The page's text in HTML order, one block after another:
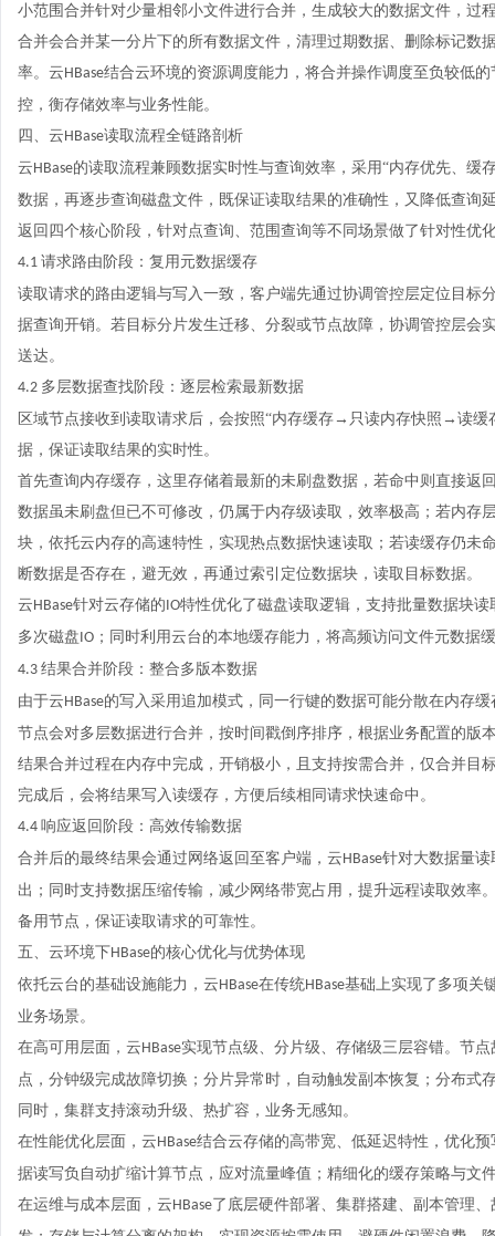
小范围合并针对少量相邻小文件进行合并，生成较大的数据文件，过
合并会合并某一分片下的所有数据文件，清理过期数据、删除标记数
率。云HBase结合云环境的资源调度能力，将合并操作调度至负较低
控，衡存储效率与业务性能。
四、云HBase读取流程全链路剖析
云HBase的读取流程兼顾数据实时性与查询效率，采用“内存优先、缓
数据，再逐步查询磁盘文件，既保证读取结果的准确性，又降低查询
返回四个核心阶段，针对点查询、范围查询等不同场景做了针对性优
4.1 请求路由阶段：复用元数据缓存
读取请求的路由逻辑与写入一致，客户端先通过协调管控层定位目标
据查询开销。若目标分片发生迁移、分裂或节点故障，协调管控层会
送达。
4.2 多层数据查找阶段：逐层检索最新数据
区域节点接收到读取请求后，会按照“内存缓存→只读内存快照→读缓
据，保证读取结果的实时性。
首先查询内存缓存，这里存储着最新的未刷盘数据，若命中则直接返
数据虽未刷盘但已不可修改，仍属于内存级读取，效率极高；若内存
块，依托云内存的高速特性，实现热点数据快速读取；若读缓存仍未
断数据是否存在，避无效，再通过索引定位数据块，读取目标数据。
云HBase针对云存储的IO特性优化了磁盘读取逻辑，支持批量数据块
多次磁盘IO ；同时利用云台的本地缓存能力，将高频访问文件元数据
4.3 结果合并阶段：整合多版本数据
由于云HBase的写入采用追加模式，同一行键的数据可能分散在内存
节点会对多层数据进行合并，按时间戳倒序排序，根据业务配置的版
结果合并过程在内存中完成，开销极小，且支持按需合并，仅合并目
完成后，会将结果写入读缓存，方便后续相同请求快速命中。
4.4 响应返回阶段：高效传输数据
合并后的最终结果会通过网络返回至客户端，云HBase针对大数据量
出；同时支持数据压缩传输，减少网络带宽占用，提升远程读取效
备用节点，保证读取请求的可靠性。
五、云环境下HBase的核心优化与优势体现
依托云台的基础设施能力，云HBase在传统HBase基础上实现了多项关
业务场景。
在高可用层面，云HBase实现节点级、分片级、 存储级三层容错。节
点，分钟级完成故障切换；分片异常时，自动触发副本恢复；分布
同时，集群支持滚动升级、热扩容，业务无感知。
在性能优化层面，云HBase结合云存储的高带宽、低延迟特性，优化
据读写负自动扩缩计算节点，应对流量峰值；精细化的缓存策略与文
在运维与成本层面，云HBase了底层硬件部署、集群搭建、副本管理